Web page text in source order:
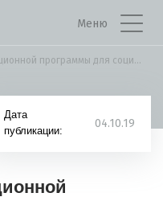
Меню
Победители мотивационной программы для социальных работников
Дата
публикации:
04.10.19